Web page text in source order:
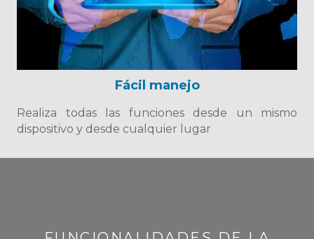
Fácil manejo
Realiza todas las funciones desde un mismo
dispositivo y desde cualquier lugar